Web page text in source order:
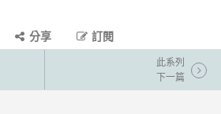
分享 訂閱
此系列
下一篇